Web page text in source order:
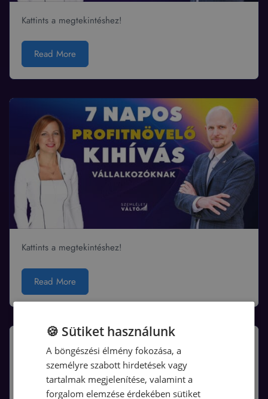
Kattints a megtekintéshez!
Read More
Kattints a megtekintéshez!
Read More
🍪 Sütiket használunk
A böngészési élmény fokozása, a
személyre szabott hirdetések vagy
tartalmak megjelenítése, valamint a
forgalom elemzése érdekében sütiket